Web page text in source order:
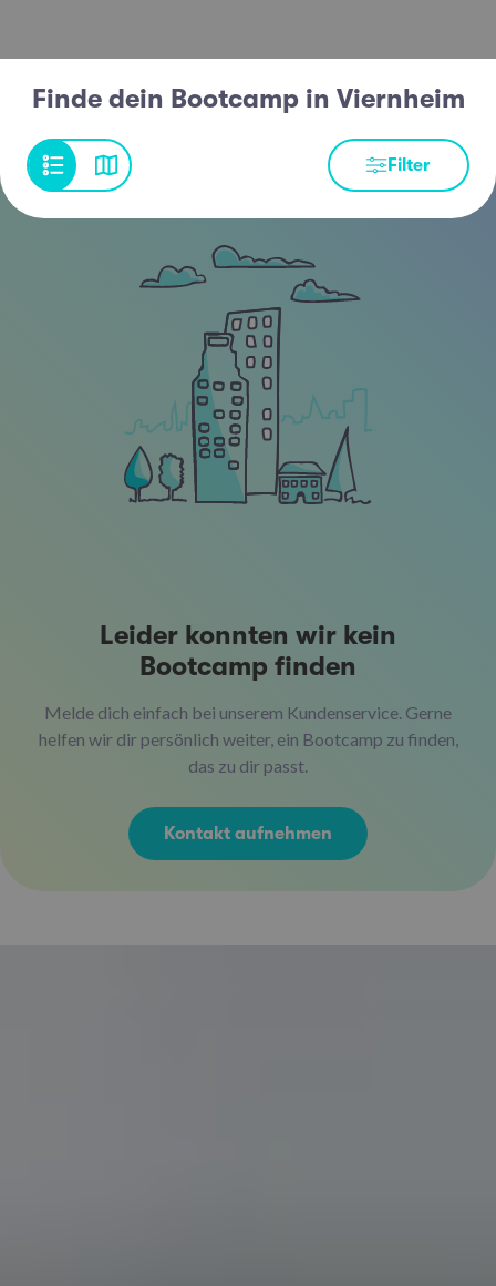
Finde dein Bootcamp in Viernheim
Filter
Leider konnten wir kein
Bootcamp finden
Melde dich einfach bei unserem Kundenservice. Gerne
helfen wir dir persönlich weiter, ein Bootcamp zu finden,
das zu dir passt.
Kontakt aufnehmen